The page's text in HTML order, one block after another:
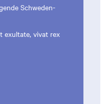
Schweden-
exultate, vivat rex